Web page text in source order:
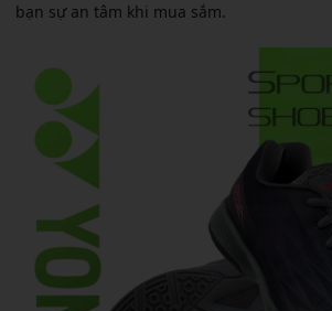
bạn sự an tâm khi mua sắm.